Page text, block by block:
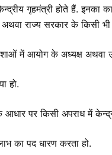
गृहमंत्री होते हैं. इनका
राज्य सरकार के किसी
दशाओं में आयोग के अध्यक्ष
हो.
पर किसी अपराध में केन्द्र
का पद धारण करता हो.